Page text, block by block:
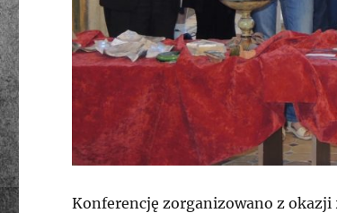
Konferencję zorganizowano z